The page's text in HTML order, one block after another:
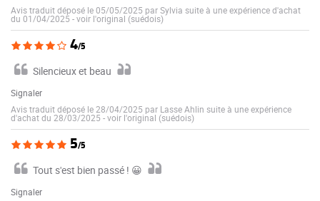
Avis traduit déposé le 05/05/2025 par Sylvia suite à une expérience d'achat
du 01/04/2025 -voir l'original (suédois)
4/5
Silencieux et beau
Signaler
Avis traduit déposé le 28/04/2025 par Lasse Ahlin suite à une expérience
d'achat du 28/03/2025 -voir l'original (suédois)
5/5
Tout s'est bien passé ! 😀
Signaler